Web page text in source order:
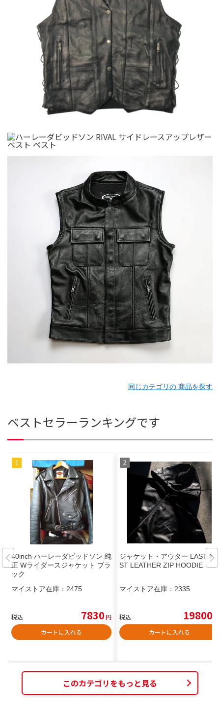
同じカテゴリの 商品を探す
ベストセラーランキングです
40inch ハーレーダビッドソン 純
正 Wライダースジャケット ブラ
ック
マイストア在庫： 2475
税込 7830円
カートに入れる
ジャケット・アウター LAST NE
ST LEATHER ZIP HOODIE
マイストア在庫： 2335
税込 19800
カートに入れる
このカテゴリをもっと見る